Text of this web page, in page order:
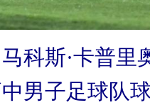
科斯·卡普里
男子足球队